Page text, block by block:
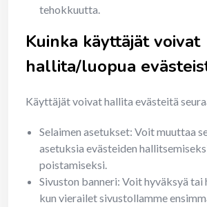
tehokkuutta.
Kuinka käyttäjät voivat
hallita/luopua
Käyttäjät voivat hallita evästeitä
Selaimen asetukset: Voit muuttaa
asetuksia evästeiden
poistamiseksi.
Sivuston banneri: Voit hyväksyä tai
kun vierailet sivustollamme